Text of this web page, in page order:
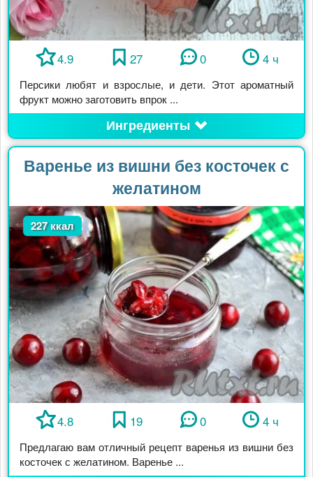
4.9 27 0 4 ч
Персики любят и взрослые, и дети. Этот ароматный
фрукт можно заготовить впрок ...
Ингредиенты
Варенье из вишни без косточек с
желатином
227 ккал
4.8 19 0 4 ч
Предлагаю вам отличный рецепт варенья из вишни без
косточек с желатином. Варенье ...